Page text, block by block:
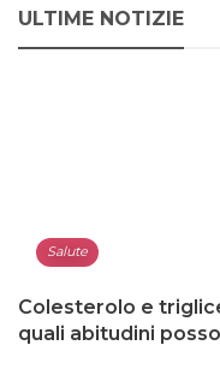
ULTIME NOTIZIE
Salute
Colesterolo e
quali abitudini